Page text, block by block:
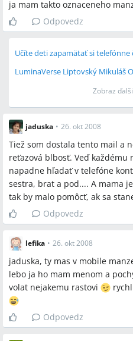
ZZS, ZZS kraje Vysočina,
TVnoviny.sk, novinky.cz,
konzulát, centrálna evidencia
Spomenuté produkty
ICE (In Case of Emergency),
poistenca, občiansky preukaz,
darcovská kartička (darca
dýchanie, zaklon hlavy
zamknutie telefónu, centrálna
Miesta a osoby
JUDr. Renata Píbilová, Dr.
Spojené kráľovstvo (UK),
ja mam takto oznaceneho
Odpovedz
Učíte deti zapamätať si telefónne
LuminaVerse Liptovský Mikuláš
Zobraz
jaduska • 26. okt 2008
Tiež som dostala tento mail a
reťazová blbosť. Veď
napadne hľadať v telefóne
sestra, brat a pod.... A mama
tak by malo pomôcť, ak sa
Odpovedz
lefika • 26. okt 2008
jaduska, ty mas v mobile
lebo ja ho mam menom a
volat nejakemu rastovi
Odpovedz